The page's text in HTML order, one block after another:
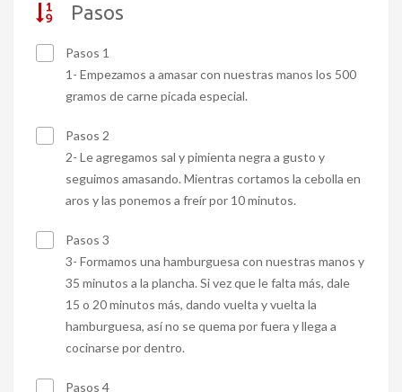
Pasos
Pasos 1
1- Empezamos a amasar con nuestras manos los 500
gramos de carne picada especial.
Pasos 2
2- Le agregamos sal y pimienta negra a gusto y
seguimos amasando. Mientras cortamos la cebolla en
aros y las ponemos a freír por 10 minutos.
Pasos 3
3- Formamos una hamburguesa con nuestras manos y
35 minutos a la plancha. Si vez que le falta más, dale
15 o 20 minutos más, dando vuelta y vuelta la
hamburguesa, así no se quema por fuera y llega a
cocinarse por dentro.
Pasos 4